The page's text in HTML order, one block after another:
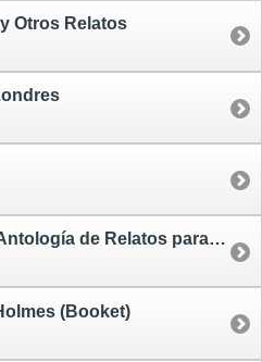
Otros Relatos
Estado de Alarma. Antología de Relatos para un Confinamiento
(Booket)